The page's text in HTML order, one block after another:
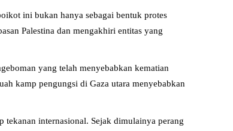
ini bukan hanya sebagai bentuk protes
Palestina dan mengakhiri entitas yang
yang telah menyebabkan kematian
kamp pengungsi di Gaza utara menyebabkan
tekanan internasional. Sejak dimulainya perang